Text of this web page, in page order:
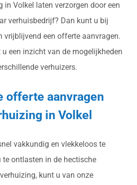
in Volkel laten verzorgen door een
verhuisbedrijf? Dan kunt u bij
vrijblijvend een offerte aanvragen.
een inzicht van de mogelijkheden
verhuizers.
offerte aanvragen
in Volkel
vakkundig en vlekkeloos te
te ontlasten in de hectische
kunt u van onze